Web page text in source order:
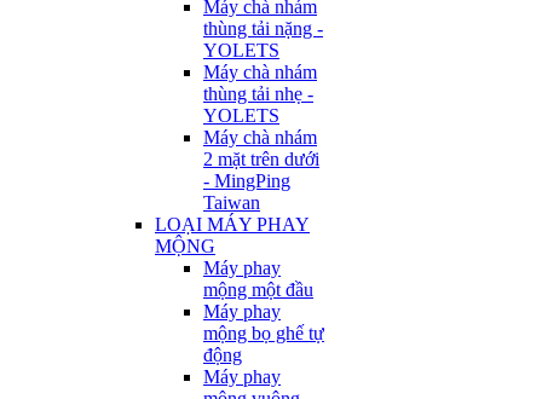
Máy chà nhám
thùng tải nặng -
YOLETS
Máy chà nhám
thùng tải nhẹ -
YOLETS
Máy chà nhám
2 mặt trên dưới
- MingPing
Taiwan
LOẠI MÁY PHAY
MỘNG
Máy phay
mộng một đầu
Máy phay
mộng bọ ghế tự
động
Máy phay